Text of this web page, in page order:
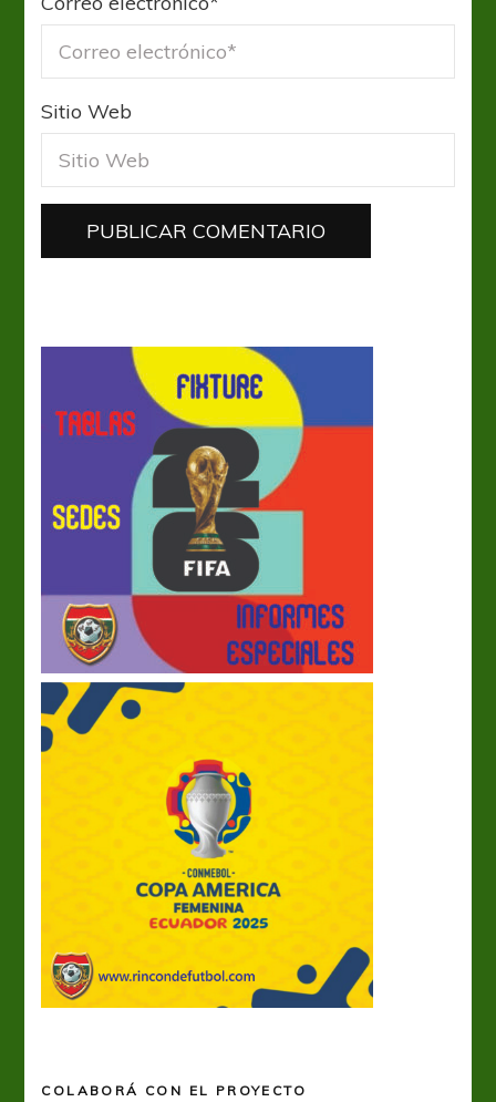
Sitio Web
COLABORÁ CON EL PROYECTO